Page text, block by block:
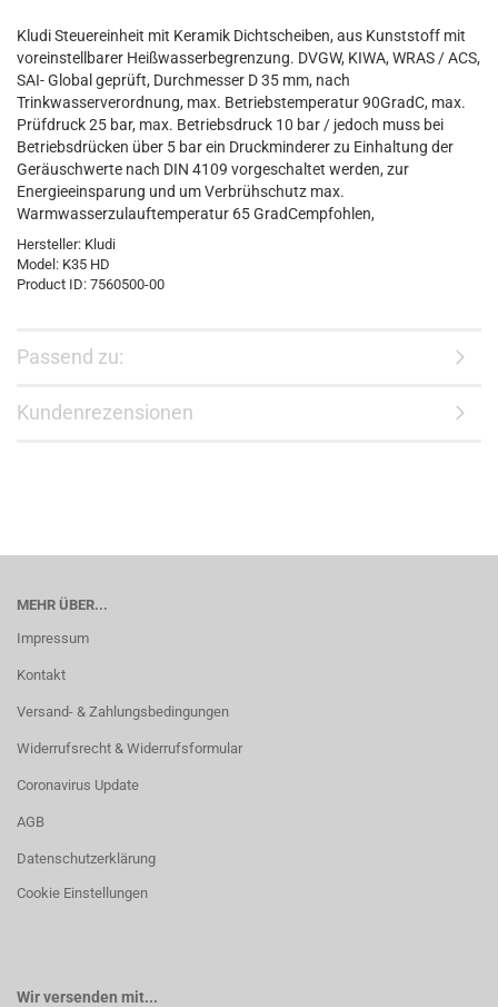
Kludi Steuereinheit mit Keramik Dichtscheiben, aus Kunststoff mit
voreinstellbarer Heißwasserbegrenzung. DVGW, KIWA, WRAS / ACS,
SAI- Global geprüft, Durchmesser D 35 mm, nach
Trinkwasserverordnung, max. Betriebstemperatur 90GradC, max.
Prüfdruck 25 bar, max. Betriebsdruck 10 bar / jedoch muss bei
Betriebsdrücken über 5 bar ein Druckminderer zu Einhaltung der
Geräuschwerte nach DIN 4109 vorgeschaltet werden, zur
Energieeinsparung und um Verbrühschutz max.
Warmwasserzulauftemperatur 65 GradCempfohlen,
Hersteller: Kludi
Model: K35 HD
Product ID: 7560500-00
Passend zu:
Kundenrezensionen
MEHR ÜBER...
Impressum
Kontakt
Versand- & Zahlungsbedingungen
Widerrufsrecht & Widerrufsformular
Coronavirus Update
AGB
Datenschutzerklärung
Cookie Einstellungen
Wir versenden mit...